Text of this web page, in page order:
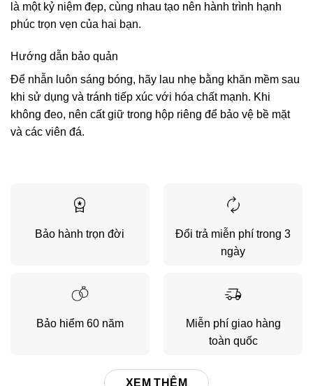
là một kỷ niệm đẹp, cùng nhau tạo nên hành trình hạnh
phúc trọn vẹn của hai bạn.
Hướng dẫn bảo quản
Để nhẫn luôn sáng bóng, hãy lau nhẹ bằng khăn mềm sau
khi sử dụng và tránh tiếp xúc với hóa chất mạnh. Khi
không đeo, nên cất giữ trong hộp riêng để bảo vệ bề mặt
và các viên đá.
Bảo hành trọn đời
Đổi trả miễn phí trong 3
ngày
Bảo hiểm 60 năm
Miễn phí giao hàng
toàn quốc
XEM THÊM